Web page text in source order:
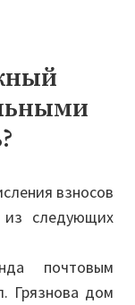
взносов
следующих
почтовым
Грязнова дом